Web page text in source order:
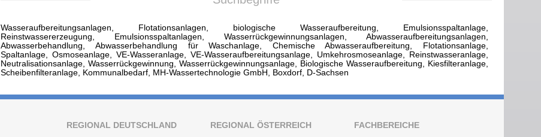
Wasseraufbereitungsanlagen, Flotationsanlagen, biologische Wasseraufbereitung, Emulsionsspaltanlage,
Reinstwassererzeugung, Emulsionsspaltanlagen, Wasserrückgewinnungsanlagen, Abwasseraufbereitungsanlagen,
Abwasserbehandlung, Abwasserbehandlung für Waschanlage, Chemische Abwasseraufbereitung, Flotationsanlage,
Spaltanlage, Osmoseanlage, VE-Wasseranlage, VE-Wasseraufbereitungsanlage, Umkehrosmoseanlage, Reinstwasseranlage,
Neutralisationsanlage, Wasserrückgewinnung, Wasserrückgewinnungsanlage, Biologische Wasseraufbereitung, Kiesfilteranlage,
Scheibenfilteranlage, Kommunalbedarf, MH-Wassertechnologie GmbH, Boxdorf, D-Sachsen
REGIONAL DEUTSCHLAND REGIONAL ÖSTERREICH FACHBEREICHE